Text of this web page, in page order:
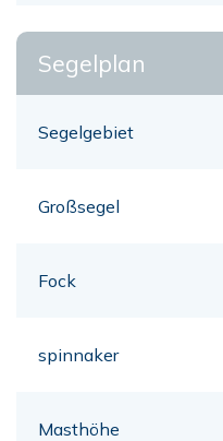
Segelplan
Segelgebiet
Großsegel
Fock
spinnaker
Masthöhe